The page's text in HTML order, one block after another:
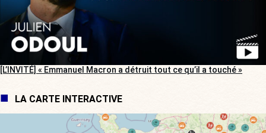
[L’INVITÉ] « Emmanuel Macron a détruit tout ce qu’il a touché »
LA CARTE INTERACTIVE